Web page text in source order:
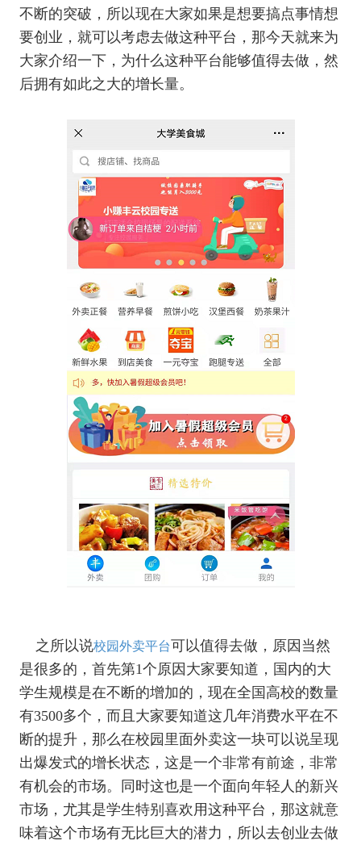
不断的突破，所以现在大家如果是想要搞点事情想
要创业，就可以考虑去做这种平台，那今天就来为
大家介绍一下，为什么这种平台能够值得去做，然
后拥有如此之大的增长量。
之所以说校园外卖平台可以值得去做，原因当然
是很多的，首先第1个原因大家要知道，国内的大
学生规模是在不断的增加的，现在全国高校的数量
有3500多个，而且大家要知道这几年消费水平在不
断的提升，那么在校园里面外卖这一块可以说呈现
出爆发式的增长状态，这是一个非常有前途，非常
有机会的市场。同时这也是一个面向年轻人的新兴
市场，尤其是学生特别喜欢用这种平台，那这就意
味着这个市场有无比巨大的潜力，所以去创业去做